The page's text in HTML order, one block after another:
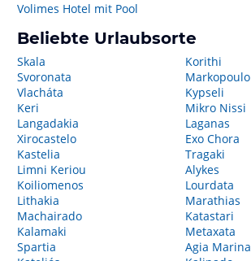
Volimes Hotel mit Pool
Beliebte Urlaubsorte
Skala
Svoronata
Vlacháta
Keri
Langadakia
Xirocastelo
Kastelia
Limni Keriou
Koiliomenos
Lithakia
Machairado
Kalamaki
Spartia
Korithi
Markopoulo
Kypseli
Mikro Nissi
Laganas
Exo Chora
Tragaki
Alykes
Lourdata
Marathias
Katastari
Metaxata
Agia Marina